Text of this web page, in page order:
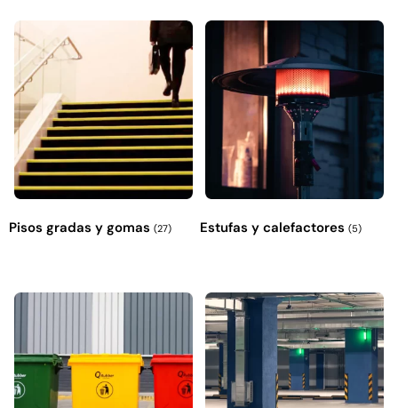
Pisos gradas y gomas (27) Estufas y calefactores (5)